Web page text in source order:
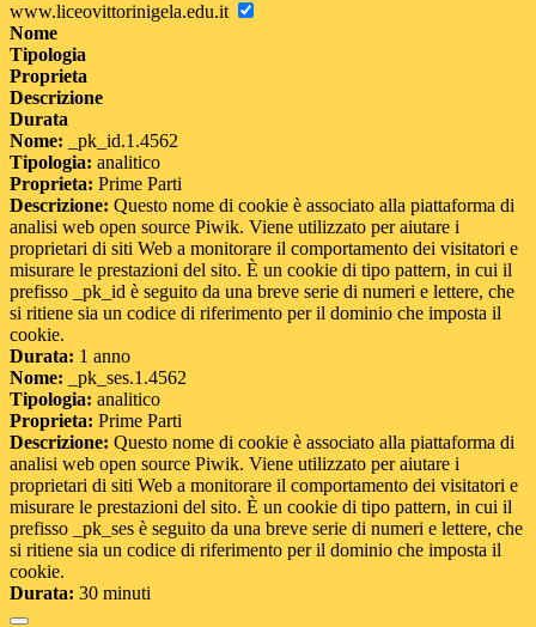
www.liceovittorinigela.edu.it
Nome
Tipologia
Proprieta
Descrizione
Durata
Nome: _pk_id.1.4562
Tipologia: analitico
Proprieta: Prime Parti
Descrizione: Questo nome di cookie è associato alla piattaforma di
analisi web open source Piwik. Viene utilizzato per aiutare i
proprietari di siti Web a monitorare il comportamento dei visitatori e
misurare le prestazioni del sito. È un cookie di tipo pattern, in cui il
prefisso _pk_id è seguito da una breve serie di numeri e lettere, che
si ritiene sia un codice di riferimento per il dominio che imposta il
cookie.
Durata: 1 anno
Nome: _pk_ses.1.4562
Tipologia: analitico
Proprieta: Prime Parti
Descrizione: Questo nome di cookie è associato alla piattaforma di
analisi web open source Piwik. Viene utilizzato per aiutare i
proprietari di siti Web a monitorare il comportamento dei visitatori e
misurare le prestazioni del sito. È un cookie di tipo pattern, in cui il
prefisso _pk_ses è seguito da una breve serie di numeri e lettere, che
si ritiene sia un codice di riferimento per il dominio che imposta il
cookie.
Durata: 30 minuti